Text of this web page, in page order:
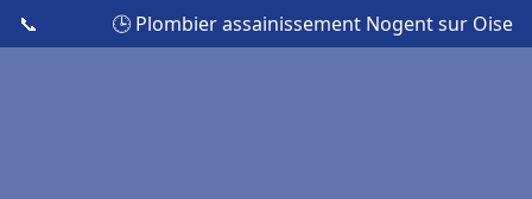
📞 🕒 Plombier assainissement Nogent sur Oise